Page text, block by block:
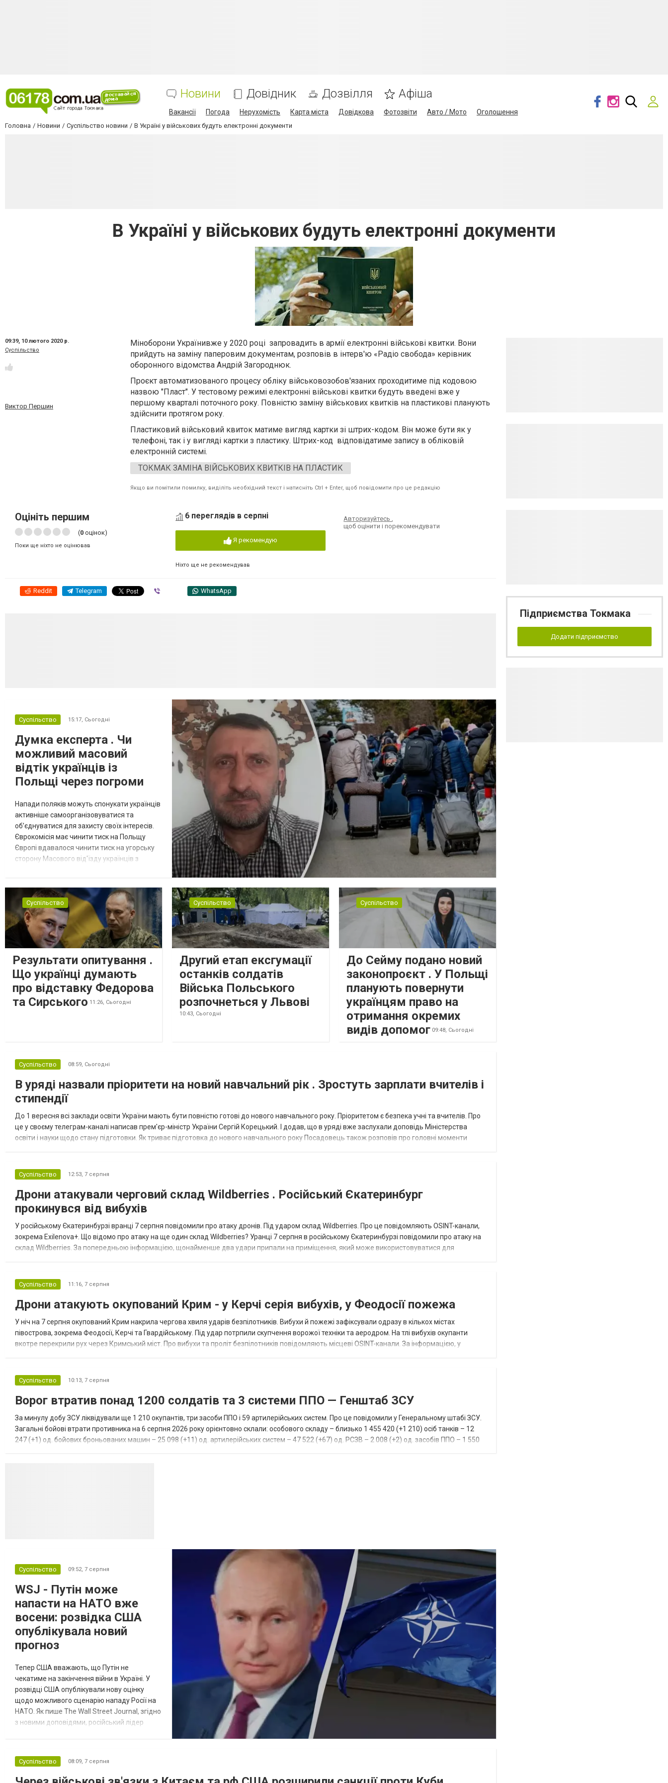
Новини Довідник Дозвілля Афіша
Вакансії Погода Нерухомість Карта міста Довідкова Фотозвіти Авто / Мото Оголошення
Головна Новини Суспільство новини В Україні у військових будуть електронні документи
В Україні у військових будуть електронні документи
09:39, 10 лютого 2020 р.
Суспільство
Виктор Першин
Міноборони Українивже у 2020 році запровадить в армії електронні військові квитки. Вони
прийдуть на заміну паперовим документам, розповів в інтерв'ю «Радіо свобода» керівник
оборонного відомства Андрій Загороднюк.
Проєкт автоматизованого процесу обліку військовозобов'язаних проходитиме під кодовою
назвою "Пласт". У тестовому режимі електронні військові квитки будуть введені вже у
першому кварталі поточного року. Повністю заміну військових квитків на пластикові планують
здійснити протягом року.
Пластиковий військовий квиток матиме вигляд картки зі штрих-кодом. Він може бути як у
телефоні, так і у вигляді картки з пластику. Штрих-код відповідатиме запису в обліковій
електронній системі.
ТОКМАК ЗАМІНА ВІЙСЬКОВИХ КВИТКІВ НА ПЛАСТИК
Якщо ви помітили помилку, виділіть необхідний текст і натисніть Ctrl + Enter, щоб повідомити про це редакцію
Оцініть першим
(0 оцінок)
Поки ще ніхто не оцінював
6 переглядів в серпні
Я рекомендую
Ніхто ще не рекомендував
Авторизуйтесь,
щоб оцінити і порекомендувати
Reddit Telegram WhatsApp
Суспільство 15:17, Сьогодні
Думка експерта . Чи
можливий масовий
відтік українців із
Польщі через погроми
Напади поляків можуть спонукати українців
активніше самоорганізовуватися та
об’єднуватися для захисту своїх інтересів.
Єврокомісія має чинити тиск на Польщу
Європі вдавалося чинити тиск на угорську
сторону Масового від'їзду українців з
спонукати українців активніше
самоорганізовуватися та об’єднуватися для
захисту своїх інтересів. Таку думку висловив
директор Центру досліджень...
Суспільство
Результати опитування .
Що українці думають
про відставку Федорова
та Сирського 11:26, Сьогодні
Суспільство
Другий етап ексгумації
останків солдатів
Війська Польського
розпочнеться у Львові
10:43, Сьогодні
Суспільство
До Сейму подано новий
законопроєкт . У Польщі
планують повернути
українцям право на
отримання окремих
видів допомог 09:48, Сьогодні
Суспільство 08:59, Сьогодні
В уряді назвали пріоритети на новий навчальний рік . Зростуть зарплати вчителів і
стипендії
До 1 вересня всі заклади освіти України мають бути повністю готові до нового навчального року. Пріоритетом є безпека учні та вчителів. Про
це у своєму телеграм-каналі написав прем'єр-міністр України Сергій Корецький. І додав, що в уряді вже заслухали доповідь Міністерства
освіти і науки щодо стану підготовки. Як триває підготовка до нового навчального року Посадовець також розповів про головні моменти
Суспільство 12:53, 7 серпня
Дрони атакували черговий склад Wildberries . Російський Єкатеринбург
прокинувся від вибухів
У російському Єкатеринбурзі вранці 7 серпня повідомили про атаку дронів. Під ударом склад Wildberries. Про це повідомляють OSINT-канали,
зокрема Exilenova+. Що відомо про атаку на ще один склад Wildberries? Уранці 7 серпня в російському Єкатеринбурзі повідомили про атаку на
склад Wildberries. За попередньою інформацією, щонайменше два удари припали на приміщення, який може використовуватися для
Суспільство 11:16, 7 серпня
Дрони атакують окупований Крим - у Керчі серія вибухів, у Феодосії пожежа
У ніч на 7 серпня окупований Крим накрила чергова хвиля ударів безпілотників. Вибухи й пожежі зафіксували одразу в кількох містах
півострова, зокрема Феодосії, Керчі та Гвардійському. Під удар потрпили скупчення ворожої техніки та аеродром. На тлі вибухів окупанти
вкотре перекрили рух через Кримський міст. Про вибухи та проліт безпілотників повідомляють місцеві OSINT-канали. За інформацією, у
Суспільство 10:13, 7 серпня
Ворог втратив понад 1200 солдатів та 3 системи ППО — Генштаб ЗСУ
За минулу добу ЗСУ ліквідували ще 1 210 окупантів, три засоби ППО і 59 артилерійських систем. Про це повідомили у Генеральному штабі ЗСУ.
Загальні бойові втрати противника на 6 серпня 2026 року орієнтовно склали: особового складу – близько 1 455 420 (+1 210) осіб танків – 12
247 (+1) од. бойових броньованих машин – 25 098 (+11) од. артилерійських систем – 47 522 (+67) од. РСЗВ – 2 008 (+2) од. засобів ППО – 1 550
Суспільство 09:52, 7 серпня
WSJ - Путін може
напасти на НАТО вже
восени: розвідка США
опублікувала новий
прогноз
Тепер США вважають, що Путін не
чекатиме на закінчення війни в Україні. У
розвідці США опублікували нову оцінку
щодо можливого сценарію нападу Росії на
НАТО. Як пише The Wall Street Journal, згідно
з новими доповідями, російський лідер
обмеженого наступу на країну-союзника ще
до закінчення війни в Україні. Ці нові оцінки
з’явилися на тлі нестачі деяких критично
СПЕЦТЕМА
Новости
вСуспільство 08:09, 7 серпня
Підприємства Токмака
Додати підприємство